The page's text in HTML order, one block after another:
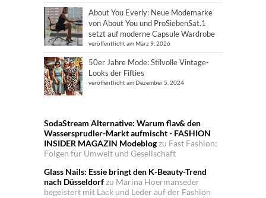
About You Everly: Neue Modemarke
von About You und ProSiebenSat.1
setzt auf moderne Capsule Wardrobe
veröffentlicht am März 9, 2026
50er Jahre Mode: Stilvolle Vintage-
Looks der Fifties
veröffentlicht am Dezember 5, 2024
SodaStream Alternative: Warum flav& den
Wassersprudler-Markt aufmischt - FASHION
INSIDER MAGAZIN Modeblogzu Fast Fashion:
Folgen für Umwelt und Gesellschaft
Glass Nails: Essie bringt den K-Beauty-Trend
nach Düsseldorfzu Marina Hoermanseder
begeistert mit Lack und Leder auf der Fashion